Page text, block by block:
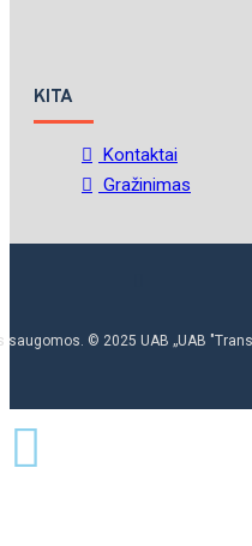
KITA
Kontaktai
Gražinimas
saugomos. © 2025 UAB „UAB